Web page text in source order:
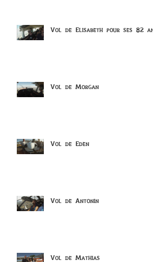
Vol de Elisabeth pour ses 82 ans
Vol de Morgan
Vol de Eden
Vol de Antonin
Vol de Mathias